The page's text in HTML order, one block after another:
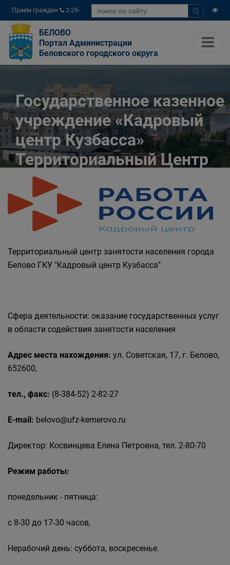
Прием граждан
2-29-
04
БЕЛОВО
Портал Администрации
Беловского городского округа
Государственное казенное
учреждение «Кадровый
центр Кузбасса»
Территориальный Центр
занятости населения
города Белово
Главная
Государственные органы и службы
информируют
Государственное казенное учреждение
Территориальный центр занятости населения города
Белово ГКУ "Кадровый центр Кузбасса"
Сфера деятельности: оказание государственных услуг
в области содействия занятости населения
Адрес места нахождения: ул. Советская, 17, г. Белово,
652600,
тел., факс: (8-384-52) 2-82-27
E-mail: belovo@ufz-kemerovo.ru
Директор: Косвинцева Елена Петровна, тел. 2-80-70
Режим работы:
понедельник - пятница:
с 8-30 до 17-30 часов,
Нерабочий день: суббота, воскресенье.